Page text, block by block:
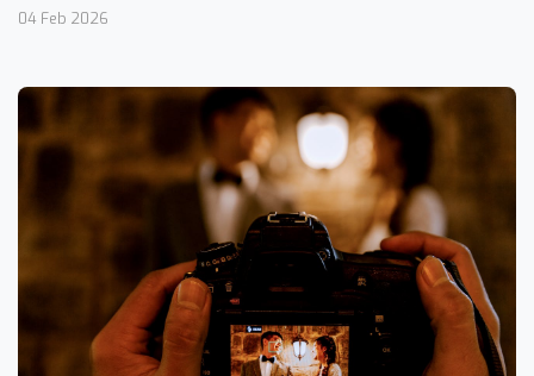
04 Feb 2026